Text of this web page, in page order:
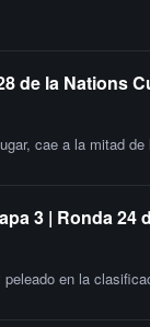
de la Nations
cae a la mitad
3 | Ronda 24
en la